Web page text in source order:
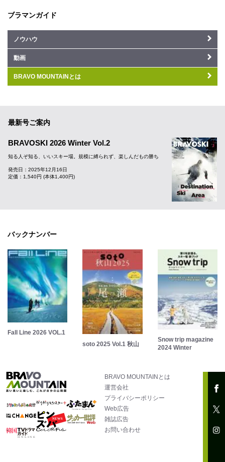
ブラマンガイド
ノウハウ
動画
BRAVO MOUNTAINとは
最新号ご案内
BRAVOSKI 2026 Winter Vol.2
知る人ぞ知る、いいスキー場。規模に縛られず、楽しんだもの勝ち
発売日：2025年12月16日
定価：1,540円 (本体1,400円)
バックナンバー
Fall Line 2026 VOL.1
soto 2025 Vol.1 秋山
Snow trip magazine
2024 Winter
BRAVO MOUNTAINとは
運営会社
プライバシーポリシー
Web広告
雑誌広告
お問い合わせ